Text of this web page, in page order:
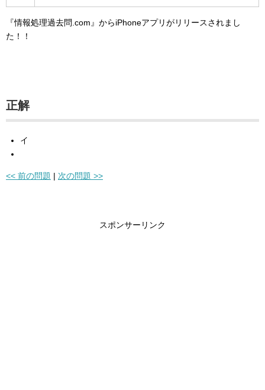
『情報処理過去問.com』からiPhoneアプリがリリースされまし
た！！
正解
イ
<< 前の問題 | 次の問題 >>
スポンサーリンク